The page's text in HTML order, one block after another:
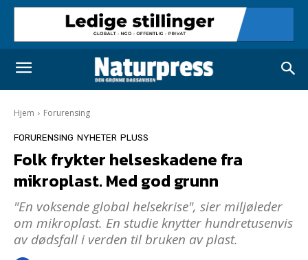
Hjem Forurensing
FORURENSING NYHETER PLUSS
Folk frykter helseskadene fra
mikroplast. Med god grunn
"En voksende global helsekrise", sier miljøleder
om mikroplast. En studie knytter hundretusenvis
av dødsfall i verden til bruken av plast.